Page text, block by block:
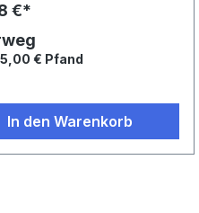
€*
€ Pfand
In den Warenkorb